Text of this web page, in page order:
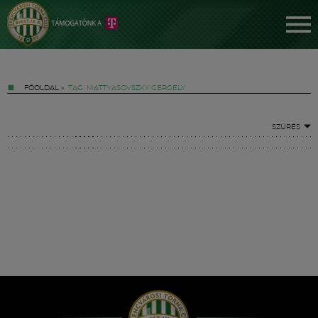
FŐOLDAL » TAG: MATTYASOVSZKY GERGELY
SZŰRÉS
Hírek